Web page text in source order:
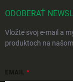
ODOBERAŤ
Vložte svoj e-mail a
produktoch na
EMAIL